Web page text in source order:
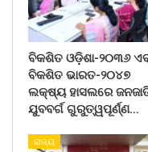
ବିକଶିତ ଓଡ଼ିଶା-୨୦୩୬
ବିକଶିତ ଭାରତ-୨୦୪୭
ଲକ୍ଷ୍ୟ ହାସଲରେ
ଯୁବବର୍ଗ ଗୁରୁତ୍ୱପୂର୍ଣ୍ଣ…
ରାଜ୍ୟ